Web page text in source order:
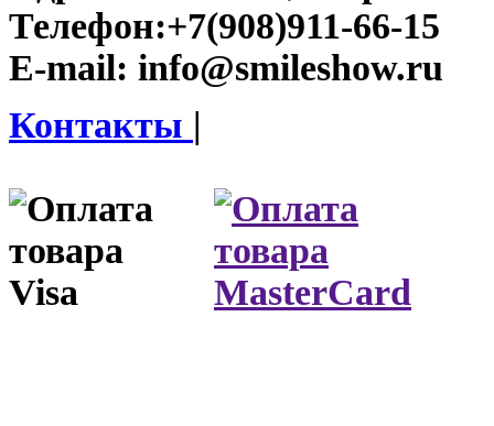
Телефон:+7(908)911-66-15
E-mail: info@smileshow.ru
Контакты |